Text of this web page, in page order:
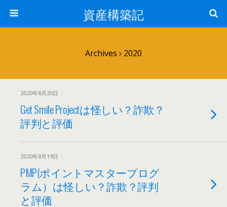
資産構築記
Archives › 2020
2020年8月20日
Get Smile Projectは怪しい？詐欺？
評判と評価
2020年8月19日
PMP(ポイントマスタープログ
ラム）は怪しい？詐欺？評判
と評価